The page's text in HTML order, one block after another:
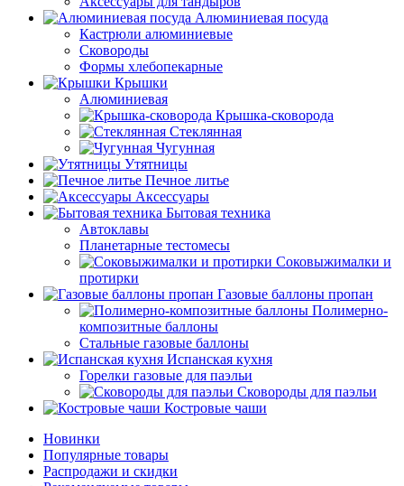
Алюминиевая посуда
Кастрюли алюминиевые
Сковороды
Формы хлебопекарные
Крышки
Алюминиевая
Крышка-сковорода
Стеклянная
Чугунная
Утятницы
Печное литье
Аксессуары
Бытовая техника
Автоклавы
Планетарные тестомесы
Соковыжималки и
протирки
Газовые баллоны пропан
Полимерно-
композитные баллоны
Стальные газовые баллоны
Испанская кухня
Горелки газовые для паэльи
Сковороды для паэльи
Костровые чаши
Новинки
Популярные товары
Распродажи и скидки